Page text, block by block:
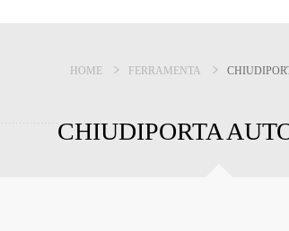
HOME FERRAMENTA
CHIUDIPORTA